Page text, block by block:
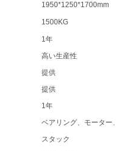
1950*1250*1700mm
1500KG
1年
高い生産性
提供
提供
1年
ベアリング、モーター、
スタック